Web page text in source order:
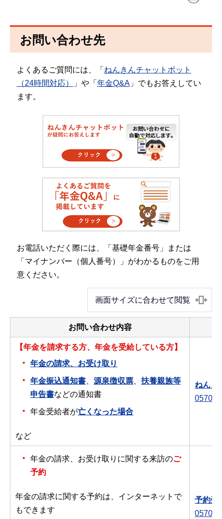
お問い合わせ先
よくあるご質問には、「 ねんきんチャットボット
（24時間対応）
」や「 年金Q&A」でもお答えしてい
ます。
お電話いただく際には、「基礎年金番号」または
「マイナンバー（個人番号）」がわかるものをご用
意ください。
画面サイズに合わせて閲覧
お問い合わせ内容
【年金を請求する方、年金を受給している方】
年金の請求、お受け取り
年金振込通知書、 源泉徴収票、 扶養親族等
申告書などの通知書
年金受給者が亡くなった場合
など
ねんき
0570-
年金の請求、お受け取りに関する来訪のご
予約
年金の請求に関する予約は、インターネットで
もできます
予約受
0570-